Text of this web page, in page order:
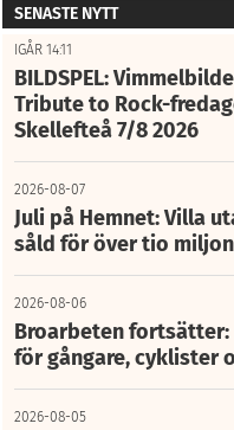
SENASTE NYTT
IGÅR 14:11
BILDSPEL:
Tribute to Rock-
Skellefteå 7/8 2026
2026-08-07
Juli på Hemnet: Villa
såld för över tio
2026-08-06
Broarbeten fortsätter:
för gångare, cyklister
2026-08-05